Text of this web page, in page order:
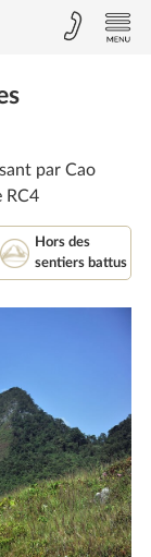
par Cao
RC4
Hors des
sentiers battus